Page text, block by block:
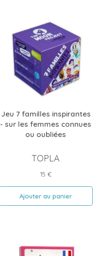
Jeu 7 familles inspirantes
- sur les femmes connues
ou oubliées
TOPLA
Prix
15 €
Ajouter au panier